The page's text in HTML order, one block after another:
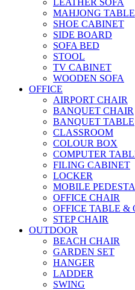
MAHJONG TABLE
SHOE CABINET
SIDE BOARD
SOFA BED
STOOL
TV CABINET
WOODEN SOFA
OFFICE
AIRPORT CHAIR
BANQUET CHAIR
BANQUET TABLE
CLASSROOM
COLOUR BOX
COMPUTER
FILING CABINET
LOCKER
MOBILE
OFFICE CHAIR
OFFICE TABLE &
STEP CHAIR
OUTDOOR
BEACH CHAIR
GARDEN SET
HANGER
LADDER
SWING